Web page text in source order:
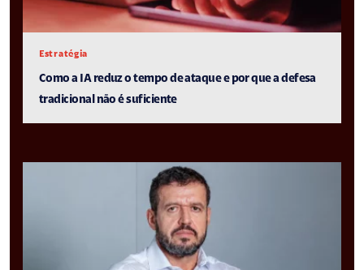
Estratégia
Como a IA reduz o tempo de ataque e por que a defesa
tradicional não é suficiente